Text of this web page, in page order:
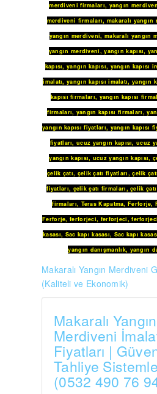
merdiveni firmaları, yangın
merdiveni firmaları, makaralı
yangın merdiveni, makaralı yangın
yangın merdiveni,yangın kapısı,
kapısı,yangın kapısı, yangın kapısı
imalatı,yangın kapısı imalatı, yangın
kapısı firmaları, yangın kapısı
firmaları, yangın kapısı firmaları,
yangın kapısı fiyatları, yangın kapısı
fiyatları,ucuz yangın kapısı,ucuz
yangın kapısı, ucuz yangın kapısı,
çelik çatı, çelik çatı fiyatları,çelik
fiyatları, çelik çatı firmaları,çelik
firmaları, Teras Kapatma,Ferforje,
Ferforje,ferforjeci, ferforjeci,
kasası, Sac kapı kasası, Sac kapı
yangın danışmanlık, yangın
Makaralı Yangın Merdiveni
(Kaliteli ve Ekonomik)
Makaralı Yangın
Merdiveni
Fiyatları |
Tahliye
(0532 490 76